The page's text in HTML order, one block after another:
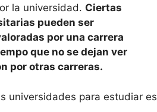
de
de
la universidad. Ciertas
pueden ser
por una carrera
que no se dejan ver
por otras carreras.